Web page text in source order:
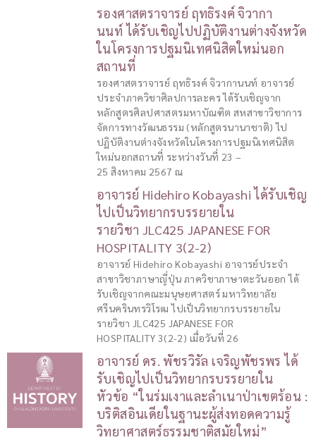
รองศาสตราจารย์ ฤทธิรงค์ จิวากา
นนท์ ได้รับเชิญไปปฏิบัติงานต่างจังหวัด
ในโครงการปฐมนิเทศนิสิตใหม่นอก
สถานที่
รองศาสตราจารย์ ฤทธิรงค์ จิวากานนท์ อาจารย์
ประจำภาควิชาศิลปการละคร ได้รับเชิญจาก
หลักสูตรศิลปศาสตรมหาบัณฑิต สหสาขาวิชาการ
จัดการทางวัฒนธรรม (หลักสูตรนานาชาติ) ไป
ปฏิบัติงานต่างจังหวัดในโครงการปฐมนิเทศนิสิต
ใหม่นอกสถานที่ ระหว่างวันที่ 23 –
25 สิงหาคม 2567 ณ
อาจารย์ Hidehiro Kobayashi ได้รับเชิญ
ไปเป็นวิทยากรบรรยายใน
รายวิชา JLC425 JAPANESE FOR
HOSPITALITY 3(2-2)
อาจารย์ Hidehiro Kobayashi อาจารย์ประจำ
สาขาวิชาภาษาญี่ปุ่น ภาควิชาภาษาตะวันออก ได้
รับเชิญจากคณะมนุษยศาสตร์ มหาวิทยาลัย
ศรีนครินทรวิโรฒ ไปเป็นวิทยากรบรรยายใน
รายวิชา JLC425 JAPANESE FOR
HOSPITALITY 3(2-2) เมื่อวันที่ 26
อาจารย์ ดร. พัชรวิรัล เจริญพัชรพร ได้
รับเชิญไปเป็นวิทยากรบรรยายใน
หัวข้อ “ในร่มเงาและลำเนาป่าเขตร้อน :
บริติสอินเดียในฐานะผู้ส่งทอดความรู้
วิทยาศาสตร์ธรรมชาติสมัยใหม่”